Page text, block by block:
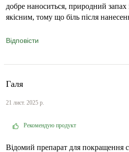
добре наноситься, природний запах
якісним, тому що біль після
Відповісти
Галя
21 лист. 2025 р.
Рекомендую продукт
Відомий препарат для покращення